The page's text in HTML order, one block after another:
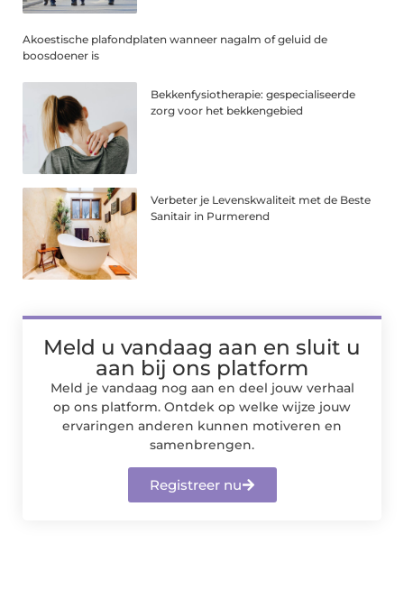
Akoestische plafondplaten wanneer nagalm of geluid de
boosdoener is
Bekkenfysiotherapie: gespecialiseerde
zorg voor het bekkengebied
Verbeter je Levenskwaliteit met de Beste
Sanitair in Purmerend
Meld u vandaag aan en sluit u
aan bij ons platform
Meld je vandaag nog aan en deel jouw verhaal
op ons platform. Ontdek op welke wijze jouw
ervaringen anderen kunnen motiveren en
samenbrengen.
Registreer nu